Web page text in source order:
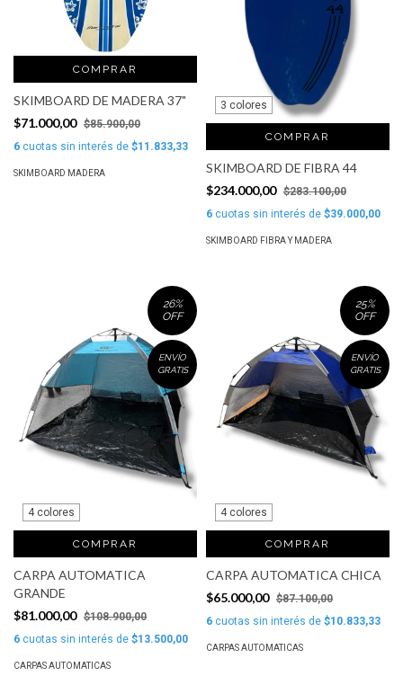
COMPRAR
SKIMBOARD DE MADERA 37"
$71.000,00 $85.900,00
6 cuotas sin interés de $11.833,33
SKIMBOARD MADERA
3 colores
COMPRAR
SKIMBOARD DE FIBRA 44
$234.000,00 $283.100,00
6 cuotas sin interés de $39.000,00
SKIMBOARD FIBRA Y MADERA
26%
OFF
ENVÍO
GRATIS
4 colores
COMPRAR
CARPA AUTOMATICA
GRANDE
$81.000,00 $108.900,00
6 cuotas sin interés de $13.500,00
CARPAS AUTOMATICAS
25%
OFF
ENVÍO
GRATIS
4 colores
COMPRAR
CARPA AUTOMATICA CHICA
$65.000,00 $87.100,00
6 cuotas sin interés de $10.833,33
CARPAS AUTOMATICAS